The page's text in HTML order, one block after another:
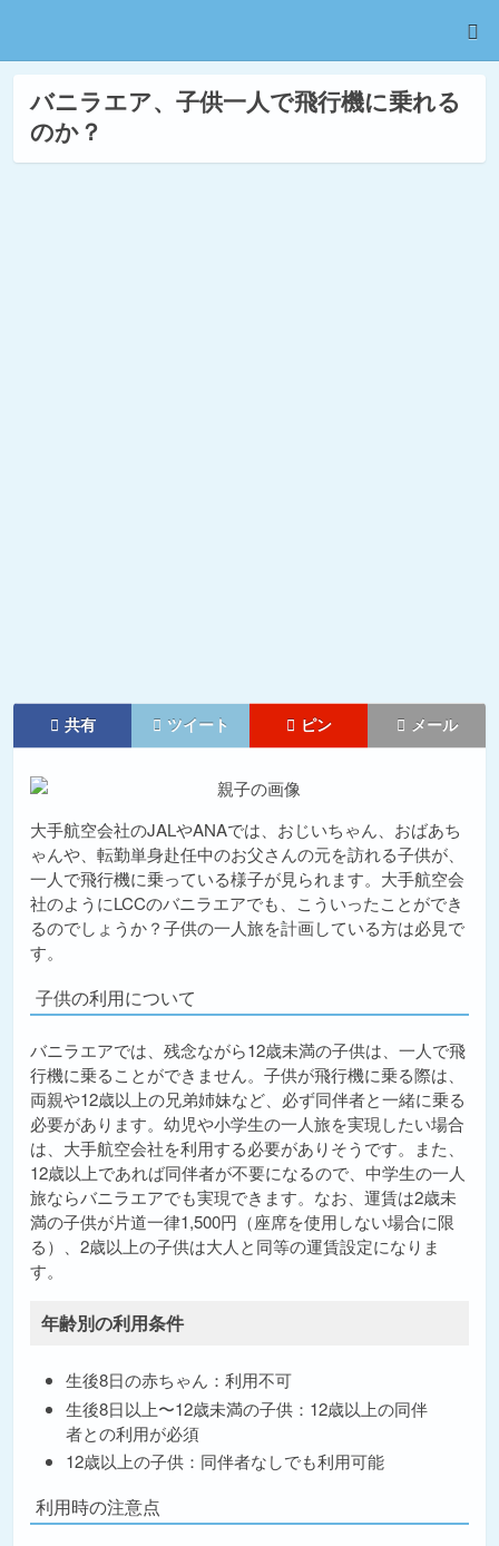
バニラエア、子供一人で飛行機に乗れる
のか？
共有 ツイート ピン メール
大手航空会社のJALやANAでは、おじいちゃん、おばあち
ゃんや、転勤単身赴任中のお父さんの元を訪れる子供が、
一人で飛行機に乗っている様子が見られます。大手航空会
社のようにLCCのバニラエアでも、こういったことができ
るのでしょうか？子供の一人旅を計画している方は必見で
す。
子供の利用について
バニラエアでは、残念ながら12歳未満の子供は、一人で飛
行機に乗ることができません。子供が飛行機に乗る際は、
両親や12歳以上の兄弟姉妹など、必ず同伴者と一緒に乗る
必要があります。幼児や小学生の一人旅を実現したい場合
は、大手航空会社を利用する必要がありそうです。また、
12歳以上であれば同伴者が不要になるので、中学生の一人
旅ならバニラエアでも実現できます。なお、運賃は2歳未
満の子供が片道一律1,500円（座席を使用しない場合に限
る）、2歳以上の子供は大人と同等の運賃設定になりま
す。
年齢別の利用条件
生後8日の赤ちゃん：利用不可
生後8日以上〜12歳未満の子供：12歳以上の同伴
者との利用が必須
12歳以上の子供：同伴者なしでも利用可能
利用時の注意点